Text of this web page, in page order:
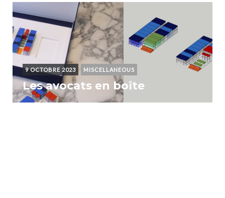
9 OCTOBRE 2023 MISCELLANEOUS
Les avocats en boîte